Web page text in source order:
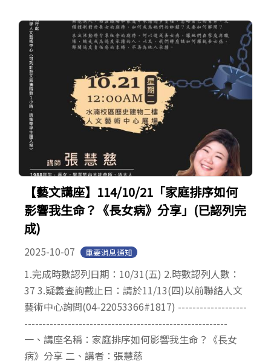
【藝文講座】114/10/21「家庭排序如何
影響我生命？《長女病》分享」(已認列完
成)
2025-10-07 重要消息通知
1.完成時數認列日期：10/31(五) 2.時數認列人數：
37 3.疑義查詢截止日：請於11/13(四)以前聯絡人文
藝術中心詢問(04-22053366#1817) -------------------
--------------------------------------------------------
一、講座名稱：家庭排序如何影響我生命？《長女
病》分享 二、講者：張慧慈